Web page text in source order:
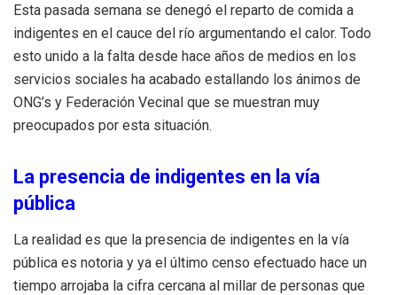
Esta pasada semana se denegó el reparto de comida a
indigentes en el cauce del río argumentando el calor. Todo
esto unido a la falta desde hace años de medios en los
servicios sociales ha acabado estallando los ánimos de
ONG’s y Federación Vecinal que se muestran muy
preocupados por esta situación.
La presencia de indigentes en la vía
pública
La realidad es que la presencia de indigentes en la vía
pública es notoria y ya el último censo efectuado hace un
tiempo arrojaba la cifra cercana al millar de personas que